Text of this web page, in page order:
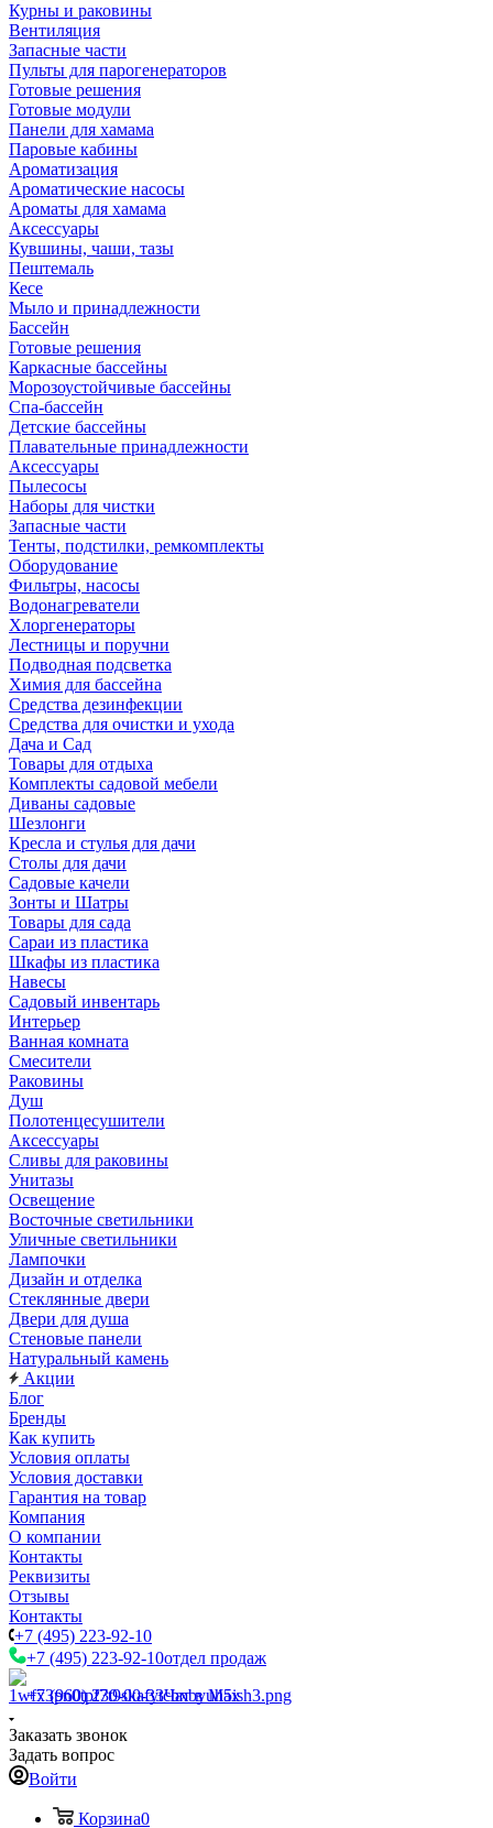
Курны и раковины
Вентиляция
Запасные части
Пульты для парогенераторов
Готовые решения
Готовые модули
Панели для хамама
Паровые кабины
Ароматизация
Ароматические насосы
Ароматы для хамама
Аксессуары
Кувшины, чаши, тазы
Пештемаль
Кесе
Мыло и принадлежности
Бассейн
Готовые решения
Каркасные бассейны
Морозоустойчивые бассейны
Спа-бассейн
Детские бассейны
Плавательные принадлежности
Аксессуары
Пылесосы
Наборы для чистки
Запасные части
Тенты, подстилки, ремкомплекты
Оборудование
Фильтры, насосы
Водонагреватели
Хлоргенераторы
Лестницы и поручни
Подводная подсветка
Химия для бассейна
Средства дезинфекции
Средства для очистки и ухода
Дача и Сад
Товары для отдыха
Комплекты садовой мебели
Диваны садовые
Шезлонги
Кресла и стулья для дачи
Столы для дачи
Садовые качели
Зонты и Шатры
Товары для сада
Сараи из пластика
Шкафы из пластика
Навесы
Садовый инвентарь
Интерьер
Ванная комната
Смесители
Раковины
Душ
Полотенцесушители
Аксессуары
Сливы для раковины
Унитазы
Освещение
Восточные светильники
Уличные светильники
Лампочки
Дизайн и отделка
Стеклянные двери
Двери для душа
Стеновые панели
Натуральный камень
Акции
Блог
Бренды
Как купить
Условия оплаты
Условия доставки
Гарантия на товар
Компания
О компании
Контакты
Реквизиты
Отзывы
Контакты
+7 (495) 223-92-10
+7 (495) 223-92-10отдел продаж
+7 (960) 230-00-33Чат в Max
Заказать звонок
Задать вопрос
Войти
Корзина0